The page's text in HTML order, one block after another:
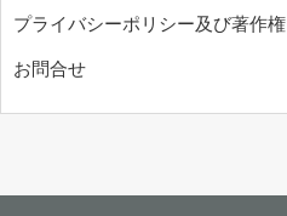
プライバシーポリシー及び著作権
お問合せ